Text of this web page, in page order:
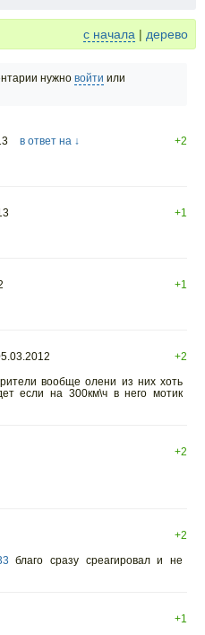
с начала | дерево
нужно войти или
в ответ на ↓
+2
+1
+1
+2
вообще олени из них хоть
если на 300км\ч в него мотик
+2
+2
благо сразу среагировал и не
+1